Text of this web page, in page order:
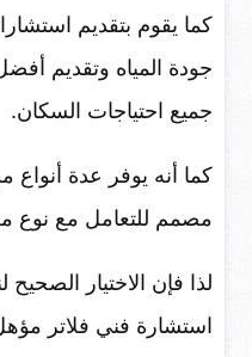
كما يقوم بتقديم
جودة المياه وتقديم
جميع احتياجات السكان.
كما أنه يوفر عدة أنواع
مصمم للتعامل مع نوع
لذا فإن الاختيار الصحيح
استشارة فني فلاتر